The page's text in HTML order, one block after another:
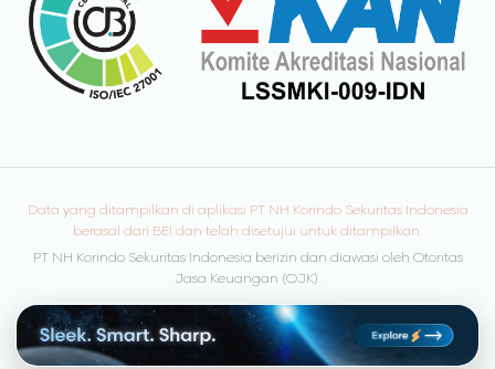
Data yang ditampilkan di aplikasi PT NH Korindo Sekuritas Indonesia
berasal dari BEI dan telah disetujui untuk ditampilkan.
PT NH Korindo Sekuritas Indonesia berizin dan diawasi oleh Otoritas
Jasa Keuangan (OJK).
© Copyright 2026 NH Korindo Sekuritas. All rights reserved.